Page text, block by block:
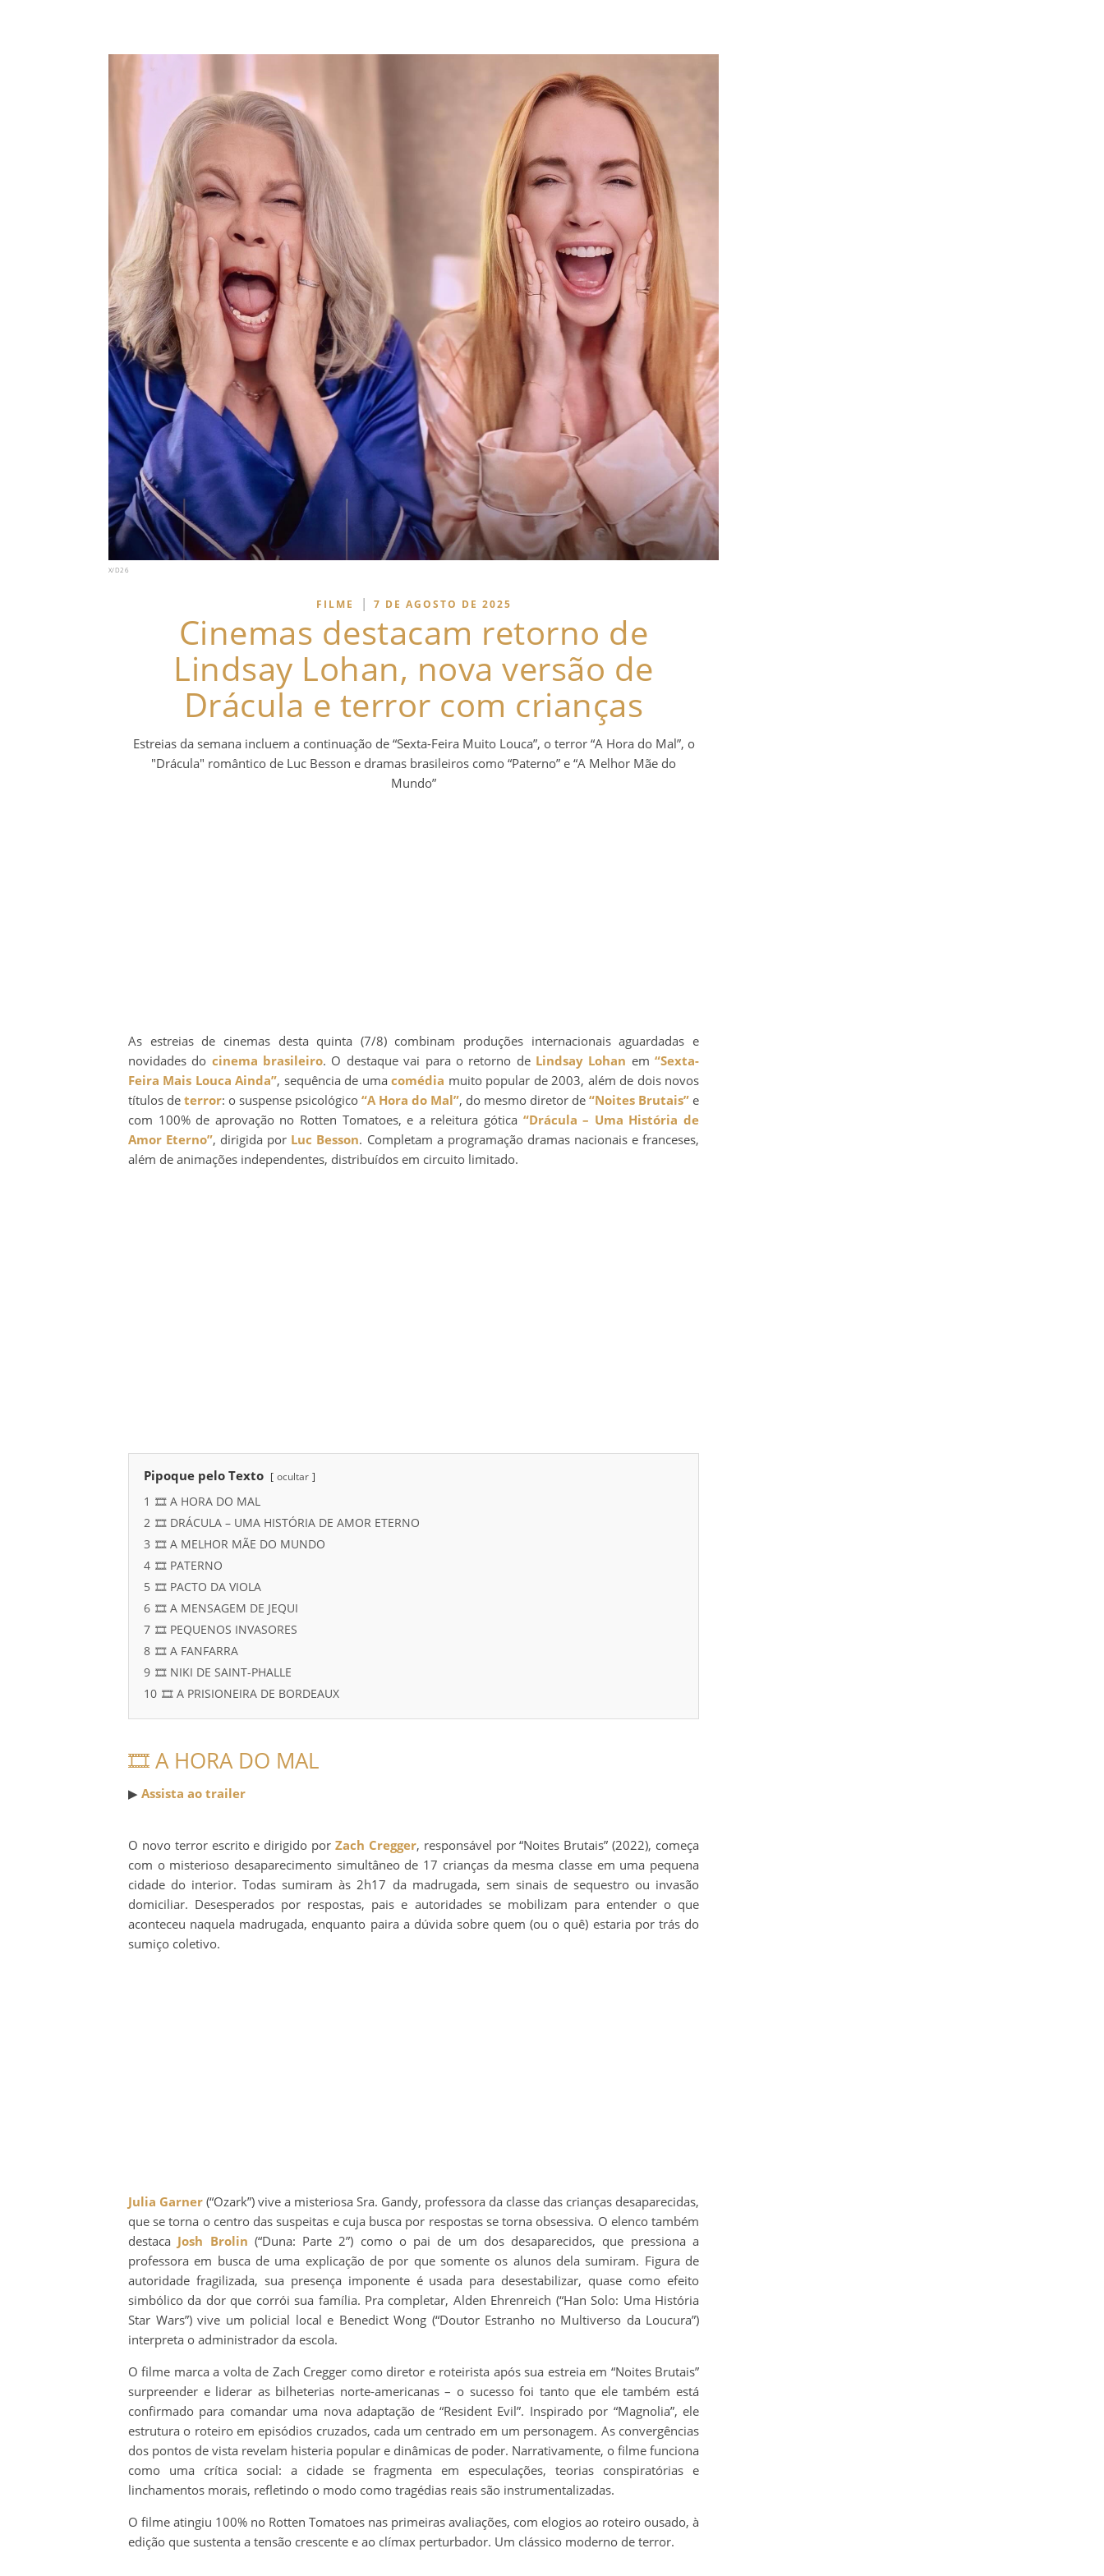
X/D26
FILME | 7 DE AGOSTO DE 2025
Cinemas destacam retorno de
Lindsay Lohan, nova versão de
Drácula e terror com crianças
Estreias da semana incluem a continuação de “Sexta-Feira Muito Louca”, o terror “A Hora do Mal”, o
"Drácula" romântico de Luc Besson e dramas brasileiros como “Paterno” e “A Melhor Mãe do
Mundo”
As estreias de cinemas desta quinta (7/8) combinam produções internacionais aguardadas e
novidades do cinema brasileiro. O destaque vai para o retorno de Lindsay Lohan em“Sexta-
Feira Mais Louca Ainda”, sequência de umacomédia muito popular de 2003, além de dois novos
títulos de terror: o suspense psicológico “A Hora do Mal”, do mesmo diretor de “Noites Brutais” e
com 100% de aprovação no Rotten Tomatoes, e a releitura gótica “Drácula – Uma História de
Amor Eterno”, dirigida por Luc Besson. Completam a programação dramas nacionais e franceses,
além de animações independentes, distribuídos em circuito limitado.
Pipoque pelo Texto ocultar
1 🎞️ A HORA DO MAL
2 🎞️ DRÁCULA – UMA HISTÓRIA DE AMOR ETERNO
3 🎞️ A MELHOR MÃE DO MUNDO
4 🎞️ PATERNO
5 🎞️ PACTO DA VIOLA
6 🎞️ A MENSAGEM DE JEQUI
7 🎞️ PEQUENOS INVASORES
8 🎞️ A FANFARRA
9 🎞️ NIKI DE SAINT-PHALLE
10 🎞️ A PRISIONEIRA DE BORDEAUX
🎞️ A HORA DO MAL
▶ Assista ao trailer
O novo terror escrito e dirigido por Zach Cregger, responsável por “Noites Brutais” (2022), começa
com o misterioso desaparecimento simultâneo de 17 crianças da mesma classe em uma pequena
cidade do interior. Todas sumiram às 2h17 da madrugada, sem sinais de sequestro ou invasão
domiciliar. Desesperados por respostas, pais e autoridades se mobilizam para entender o que
aconteceu naquela madrugada, enquanto paira a dúvida sobre quem (ou o quê) estaria por trás do
sumiço coletivo.
Julia Garner (“Ozark”) vive a misteriosa Sra. Gandy, professora da classe das crianças desaparecidas,
que se torna o centro das suspeitas e cuja busca por respostas se torna obsessiva. O elenco também
destaca Josh Brolin (“Duna: Parte 2”) como o pai de um dos desaparecidos, que pressiona a
professora em busca de uma explicação de por que somente os alunos dela sumiram. Figura de
autoridade fragilizada, sua presença imponente é usada para desestabilizar, quase como efeito
simbólico da dor que corrói sua família. Pra completar, Alden Ehrenreich (“Han Solo: Uma História
Star Wars”) vive um policial local e Benedict Wong (“Doutor Estranho no Multiverso da Loucura”)
interpreta o administrador da escola.
O filme marca a volta de Zach Cregger como diretor e roteirista após sua estreia em “Noites Brutais”
surpreender e liderar as bilheterias norte-americanas – o sucesso foi tanto que ele também está
confirmado para comandar uma nova adaptação de “Resident Evil”. Inspirado por “Magnolia”, ele
estrutura o roteiro em episódios cruzados, cada um centrado em um personagem. As convergências
dos pontos de vista revelam histeria popular e dinâmicas de poder. Narrativamente, o filme funciona
como uma crítica social: a cidade se fragmenta em especulações, teorias conspiratórias e
linchamentos morais, refletindo o modo como tragédias reais são instrumentalizadas.
O filme atingiu 100% no Rotten Tomatoes nas primeiras avaliações, com elogios ao roteiro ousado, à
edição que sustenta a tensão crescente e ao clímax perturbador. Um clássico moderno de terror.